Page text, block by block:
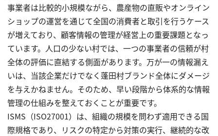
事業者は比較的小規模ながら、農産物の直販やオンライン
ショップの運営を通じて全国の消費者と取引を行うケース
が増えており、顧客情報の管理が経営上の重要課題となっ
ています。人口の少ない村では、一つの事業者の信頼が村
全体の評価に直結する側面があります。万が一の情報漏え
いは、当該企業だけでなく蓬田村ブランド全体にダメージ
を与えかねません。そのため、早い段階から体系的な情報
管理の仕組みを整えておくことが重要です。
ISMS（ISO27001）は、組織の規模を問わず適用できる国
際規格であり、リスクの特定から対策の実行、継続的な改